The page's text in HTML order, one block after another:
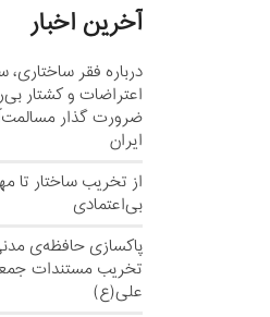
آخرین اخبار
درباره فقر
اعتراضات و کشتار
ضرورت گذار
ایران
از تخریب ساختار تا
بی‌اعتمادی
پاکسازی حافظه‌ی
تخریب مستندات
علی(ع)